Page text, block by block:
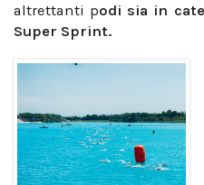
altrettanti podi sia in
Super Sprint.